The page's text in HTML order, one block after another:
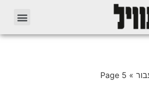
»
Page 5